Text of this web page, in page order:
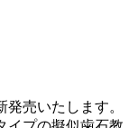
発売いたします。